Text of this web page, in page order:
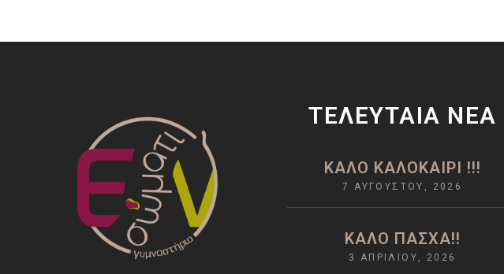
ΤΕΛΕΥΤΑΊΑ ΝΈΑ
ΚΑΛΟ ΚΑΛΟΚΑΙΡΙ !!!
7 ΑΥΓΟΎΣΤΟΥ, 2026
ΚΑΛΌ ΠΆΣΧΑ!!
3 ΑΠΡΙΛΊΟΥ, 2026